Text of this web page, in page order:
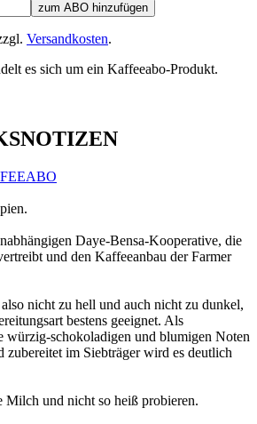
Versandkosten.
es sich um ein Kaffeeabo-Produkt.
Daye-Bensa-Kooperative, die
und den Kaffeeanbau der Farmer
nicht zu hell und auch nicht zu dunkel,
bestens geeignet. Als
würzig-schokoladigen und blumigen Noten
zubereitet im Siebträger wird es deutlich
Milch und nicht so heiß probieren.